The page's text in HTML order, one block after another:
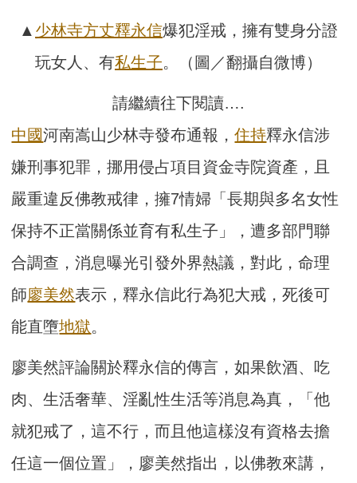
▲ 少林寺方丈釋永信爆犯淫戒，擁有雙身分證
玩女人、有私生子。（圖／翻攝自微博）
請繼續往下閱讀….
中國河南嵩山少林寺發布通報，住持釋永信涉
嫌刑事犯罪，挪用侵占項目資金寺院資產，且
嚴重違反佛教戒律，擁7情婦「長期與多名女性
保持不正當關係並育有私生子」，遭多部門聯
合調查，消息曝光引發外界熱議，對此，命理
師廖美然表示，釋永信此行為犯大戒，死後可
能直墮地獄。
廖美然評論關於釋永信的傳言，如果飲酒、吃
肉、生活奢華、淫亂性生活等消息為真，「他
就犯戒了，這不行，而且他這樣沒有資格去擔
任這一個位置」，廖美然指出，以佛教來講，